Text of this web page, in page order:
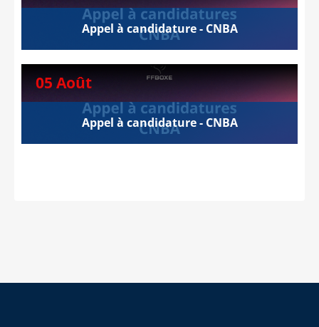
Appel à candidature - CNBA
05 Août
Appel à candidature - CNBA